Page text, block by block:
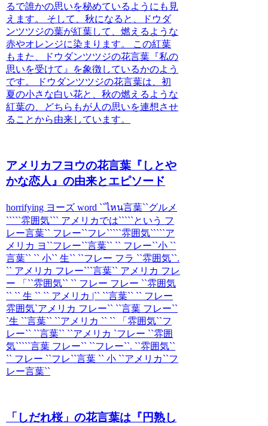
るで誰かの思いを秘めているようにも見
えます。 そして、秋になると、ドウダ
ンツツジの葉が紅葉して、燃えるような
赤やオレンジに染まります。 この紅葉
もまた、ドウダンツツジの花言葉『私の
思いを受けて』を象徴しているかのよう
です。 ドウダンツツジの花言葉は、初
夏の小さな白い花と、秋の燃えるような
紅葉の、どちらもが人の思いを連想させ
ることから由来しています。
アメリカフヨウの花言葉『しとや
かな恋人』の由来とエピソード
horrifying ヨーズ word ``ไหน言葉``グルメ
`````雰囲気``` アメリカでは`````という フ
レー言葉`` フレー``フレ`````雰囲気`````ア
メリカ ヨ``フレー``言葉`` `` フレー``小 ``
言葉`` `` 小`` 生`` ``フレー フラ ``雰囲気``.
`` アメリカ フレー```言葉`` アメリカ フレ
ー 「``雰囲気`` `` フレー フレー ``雰囲気
`` `` 生 `` `` アメリカ |`` ``言葉`` `` フレー
雰囲気`アメリカ フレー`` ``言葉 フレー``
`生 ``言葉`` ``アメリカ `` `` 「雰囲気``フ
レー`` ``言葉`` ``アメリカ `フレー ``雰囲
気`````言葉 フレー`` ``フレー``. ``雰囲気``
`` フレー ``フレ``言葉 `` 小 ``アメリカ``フ
レー言葉``
「しだれ桜」の花言葉は『円熟し